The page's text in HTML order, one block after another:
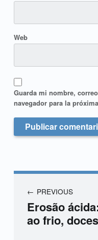
Web
Guarda mi nombre,
navegador para la
PREVIOUS
Erosão
ao frio,